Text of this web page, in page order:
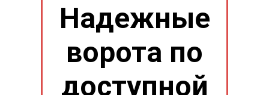
Надежные
ворота по
доступной